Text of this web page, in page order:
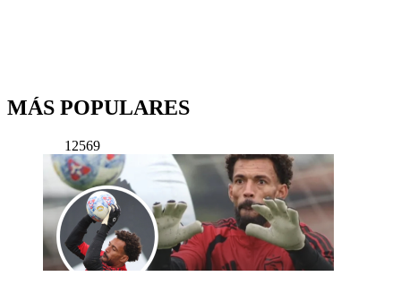
MÁS POPULARES
12569